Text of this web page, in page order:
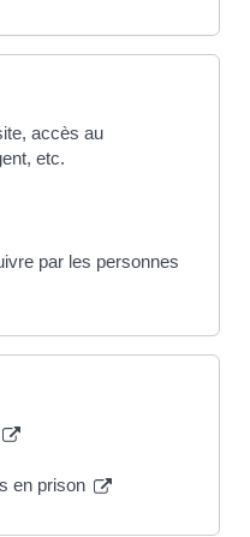
accès au
etc.
par les personnes
en prison